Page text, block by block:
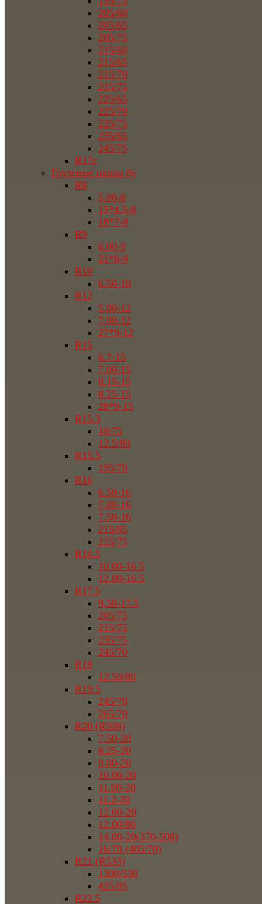
205/60
205/65
205/75
215/60
215/65
215/70
215/75
225/65
225/70
225/75
235/65
245/75
R17c
Грузовые шины бу
R8
5.00-8
15*4.5-8
18*7-8
R9
6.00-9
21*8-9
R10
6.50-10
R12
5.00-12
7.00-12
27*9-12
R15
6.7-15
7.00-15
8.15-15
8.25-15
28*9-15
R15.3
10/75
12.5/80
R15.5
195/70
R16
6.50-16
7.00-16
7.50-16
215/85
225/75
R16.5
10.00-16.5
12.00-16.5
R17.5
9.50-17.5
205/75
215/75
235/75
245/70
R18
12.50/80
R19.5
245/70
265/70
R20 (R508)
7.50-20
8.25-20
9.00-20
10.00-20
11.00-20
11.2-20
12.00-20
12.00/80
14.00-20(370-508)
16/70 (405/70)
R21 (R533)
1300/530
425/85
R22.5